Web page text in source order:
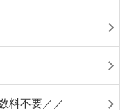
料不要／／